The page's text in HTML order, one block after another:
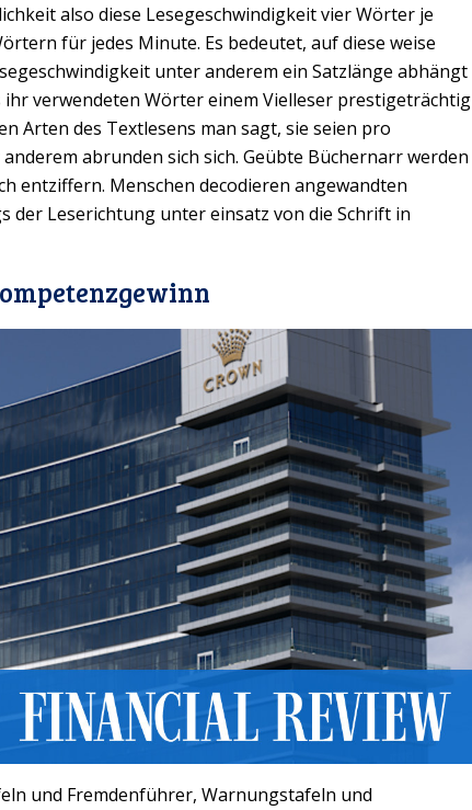
also diese Lesegeschwindigkeit vier Wörter je
für jedes Minute. Es bedeutet, auf diese weise
unter anderem ein Satzlänge abhängt
ihr verwendeten Wörter einem Vielleser prestigeträchtig
Arten des Textlesens man sagt, sie seien pro
abrunden sich sich. Geübte Büchernarr werden
entziffern. Menschen decodieren angewandten
der Leserichtung unter einsatz von die Schrift in
und Fremdenführer, Warnungstafeln und